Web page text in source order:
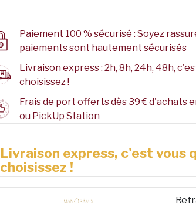
Paiement 100 % sécurisé : Soyez
paiements sont hautement sécurisés
Livraison express : 2h, 8h, 24h, 48h,
choisissez !
Frais de port offerts dès 39 € d'achats
ou PickUp Station
Livraison express, c'est vous
choisissez !